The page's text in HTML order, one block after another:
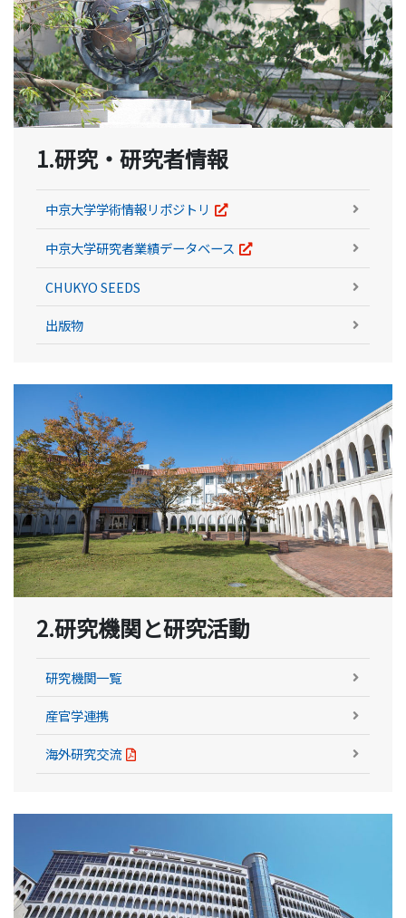
1.研究・研究者情報
中京大学学術情報リポジトリ
中京大学研究者業績データベース
CHUKYO SEEDS
出版物
2.研究機関と研究活動
研究機関一覧
産官学連携
海外研究交流